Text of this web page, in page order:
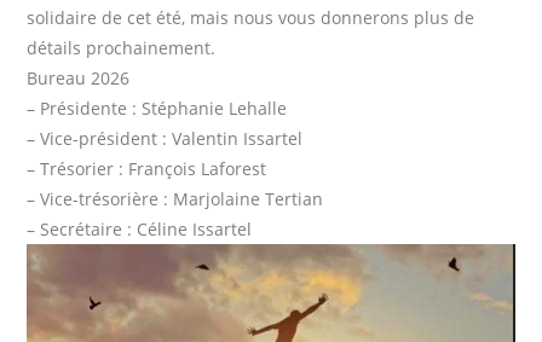
solidaire de cet été, mais nous vous donnerons plus de
détails prochainement.
Bureau 2026
– Présidente : Stéphanie Lehalle
– Vice-président : Valentin Issartel
– Trésorier : François Laforest
– Vice-trésorière : Marjolaine Tertian
– Secrétaire : Céline Issartel